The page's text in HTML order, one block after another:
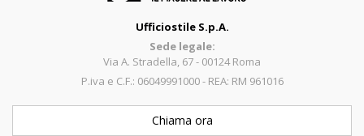
Ufficiostile S.p.A.
Sede legale:
Via A. Stradella, 67 - 00124 Roma
P.iva e C.F.: 06049991000 - REA: RM 961016
Chiama ora